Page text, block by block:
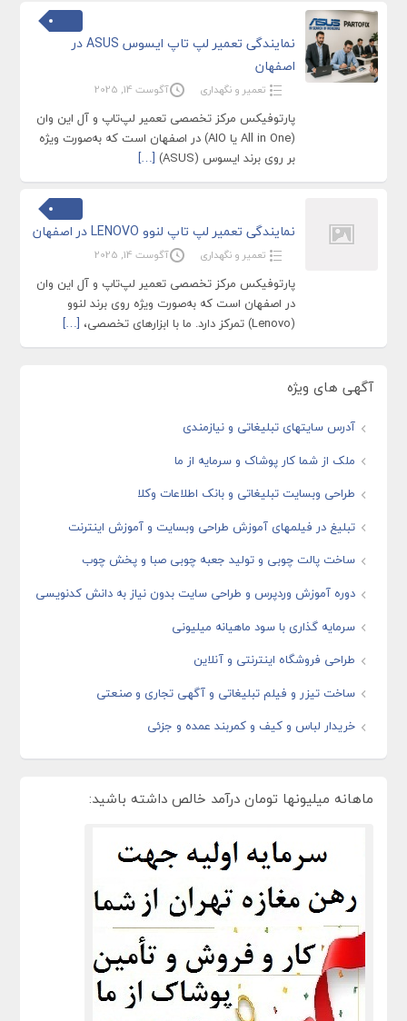
نمایندگی تعمیر لپ تاپ ایسوس ASUS در
اصفهان
تعمیر و نگهداری آگوست 14, 2025
پارتوفیکس مرکز تخصصی تعمیر لپ‌تاپ و آل این وان
(All in One یا AIO) در اصفهان است که به‌صورت ویژه
بر روی برند ایسوس (ASUS)
[…]
نمایندگی تعمیر لپ تاپ لنوو LENOVO در اصفهان
تعمیر و نگهداری آگوست 14, 2025
پارتوفیکس مرکز تخصصی تعمیر لپ‌تاپ و آل این وان
در اصفهان است که به‌صورت ویژه روی برند لنوو
(Lenovo) تمرکز دارد. ما با ابزارهای تخصصی،
[…]
آگهی های ویژه
آدرس سایتهای تبلیغاتی و نیازمندی
ملک از شما کار پوشاک و سرمایه از ما
طراحی وبسایت تبلیغاتی و بانک اطلاعات وکلا
تبلیغ در فیلمهای آموزش طراحی وبسایت و آموزش اینترنت
ساخت پالت چوبی و تولید جعبه چوبی صبا و پخش چوب
دوره آموزش وردپرس و طراحی سایت بدون نیاز به دانش کدنویسی
سرمایه گذاری با سود ماهیانه میلیونی
طراحی فروشگاه اینترنتی و آنلاین
ساخت تیزر و فیلم تبلیغاتی و آگهی تجاری و صنعتی
خریدار لباس و کیف و کمربند عمده و جزئی
ماهانه میلیونها تومان درآمد خالص داشته باشید: